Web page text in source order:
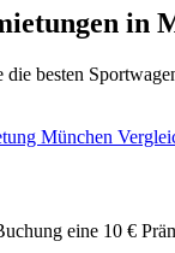
in
besten
München
eine 10 €